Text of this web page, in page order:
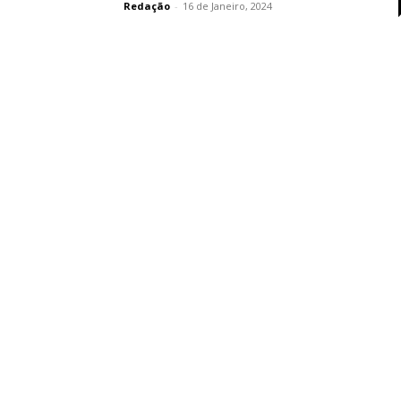
Redação - 16 de Janeiro, 2024